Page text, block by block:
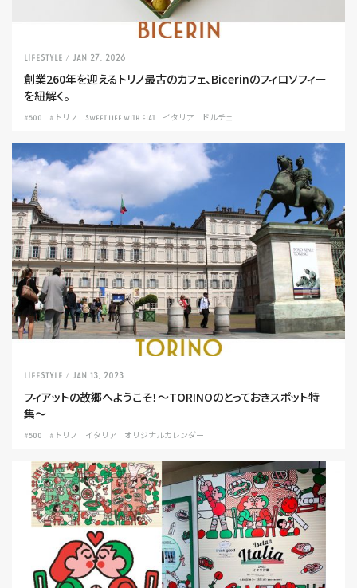
LIFESTYLE / Jan 27, 2026
創業260年を迎えるトリノ最古のカフェ、Bicerinのフィロソフィー
を紐解く。
#500 #トリノ SWEET LIFE WITH FIAT イタリア ドルチェ
LIFESTYLE / Jan 13, 2023
フィアットの故郷へようこそ！〜TORINOのとっておきスポット特
集〜
#500 #トリノ イタリア オリジナルカレンダー